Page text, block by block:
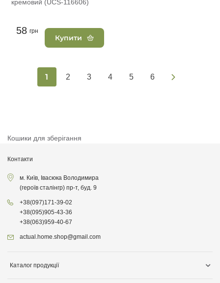
кремовий (UCS-116606)
58 грн
Купити
1 2 3 4 5 6
Кошики для зберігання
Контакти
м. Київ, Івасюка Володимира
(героїв сталінгр) пр-т, буд. 9
+38(097)171-39-02
+38(095)905-43-36
+38(063)959-40-67
actual.home.shop@gmail.com
Каталог продукції